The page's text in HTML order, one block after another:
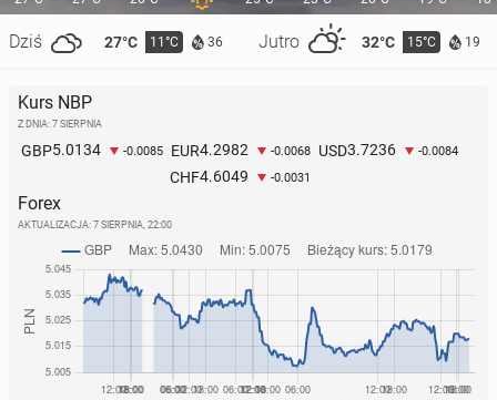
Dziś 27°C 11°C 36 Jutro 32°C 15°C 19
Kurs NBP
Z DNIA: 7 SIERPNIA
GBP5.0134 -0.0085 EUR4.2982 -0.0068 USD3.7236 -0.0084
CHF4.6049 -0.0031
Forex
AKTUALIZACJA: 7 SIERPNIA, 22:00